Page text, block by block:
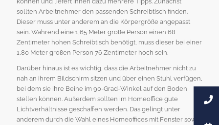
sollten Arbeitnehmer den passenden Schreibtisch finden.
Dieser muss unter anderem an die Körpergröße angepasst
sein. Während eine 1,65 Meter große Person einen 68
Zentimeter hohen Schreibtisch benötigt, muss dieser bei einer
1,80 Meter großen Person 76 Zentimeter hoch sein.
Darüber hinaus ist es wichtig, dass die Arbeitnehmer nicht zu
nah an ihrem Bildschirm sitzen und über einen Stuhl verfügen,
bei dem sie ihre Beine im 90-Grad-Winkel auf den Boden
stellen können. Außerdem sollten im Homeoffice gute
Lichtverhältnisse geschaffen werden. Das gelingt unter
anderem durch die Wahl eines Homeoffices mit Fenster sowie